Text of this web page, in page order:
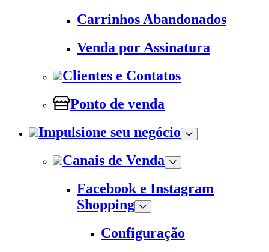
Carrinhos Abandonados
Venda por Assinatura
Clientes e Contatos
Ponto de venda
Impulsione seu negócio
Canais de Venda
Facebook e Instagram
Shopping
Configuração